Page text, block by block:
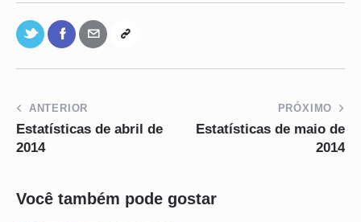
ANTERIOR
Estatísticas de abril de
2014
PRÓXIMO
Estatísticas de maio de
2014
Você também pode gostar